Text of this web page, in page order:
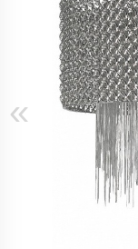
«